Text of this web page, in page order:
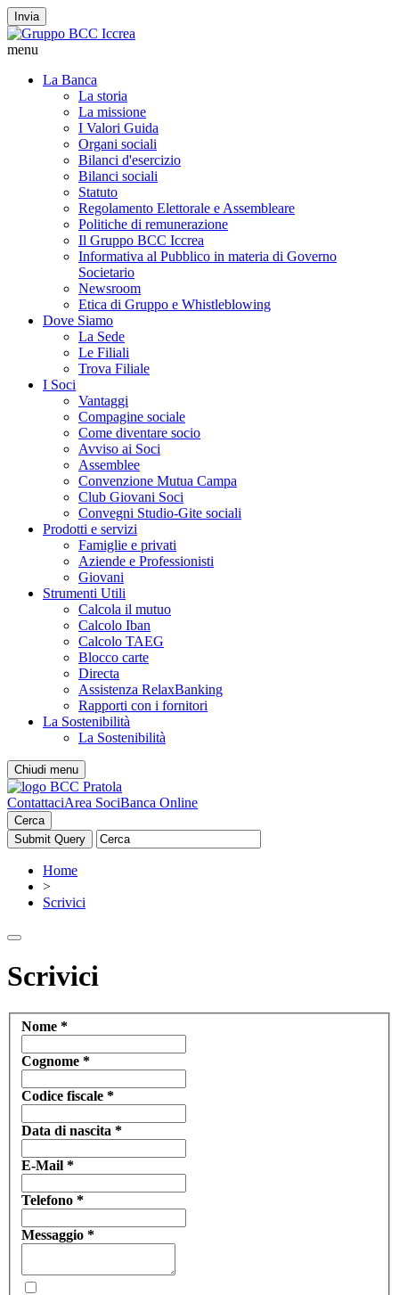
Invia
menu
La Banca
La storia
La missione
I Valori Guida
Organi sociali
Bilanci d'esercizio
Bilanci sociali
Statuto
Regolamento Elettorale e Assembleare
Politiche di remunerazione
Il Gruppo BCC Iccrea
Informativa al Pubblico in materia di Governo
Societario
Newsroom
Etica di Gruppo e Whistleblowing
Dove Siamo
La Sede
Le Filiali
Trova Filiale
I Soci
Vantaggi
Compagine sociale
Come diventare socio
Avviso ai Soci
Assemblee
Convenzione Mutua Campa
Club Giovani Soci
Convegni Studio-Gite sociali
Prodotti e servizi
Famiglie e privati
Aziende e Professionisti
Giovani
Strumenti Utili
Calcola il mutuo
Calcolo Iban
Calcolo TAEG
Blocco carte
Directa
Assistenza RelaxBanking
Rapporti con i fornitori
La Sostenibilità
La Sostenibilità
Chiudi menu
ContattaciArea SociBanca Online
Cerca
Home
>
Scrivici
Scrivici
Nome *
Cognome *
Codice fiscale *
Data di nascita *
E-Mail *
Telefono *
Messaggio *